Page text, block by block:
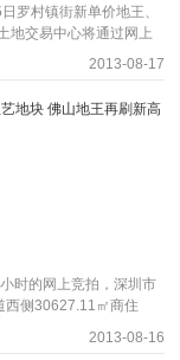
大旺国家高新区位于肇
景巨大。大旺高新区规
。总投资约100亿元的
计划为2017-2022年，
点打造的将军山体育公
模使得大旺新区势必成
生活 广佛肇轻轨大旺站
州城心。321国道、肇花
2019年通车）等多条
广佛肇半小时经济生
是我司与央企保利合
一级房地产开发资质企
保利进驻佛山，保利水
，再到三山新城，保利在
它的特殊性。“这次拍
期内会让本地人较难接
注，会刺激引发本土的需
，外围高价溢出效应越
现出了佛山发展面临
来政府会加强结构调整
交通优势、自然资源丰
发展水平。 佛山中原
住需求 佛山中原地产
片区价值得到市场认
市场有信心，拿地欲望
东部热点区域逐步蔓延
片区市场迎来发展新阶
线房价上涨 “按照这个
罗村镇街新单价地王、
地交易中心将通过网上
该地块编号为佛南网
分钟，网挂系统上显
龙争虎斗”，一位业内人
元/平米。截至
地块最终由佛山中海千
状：周边配套完善 西侧
平洲板块。从地图上
园、南海第二人民医
，生活配套较为完善。
一中、平洲二中、康乐
桂城中心逐步东移。目
，平洲均价仅3500元/
地段价值逐渐凸显。 根
2013-08-17
地块 佛山地王再刷新高
时的网上竞拍，深圳市
西侧30627.11㎡商住
2013-08-16